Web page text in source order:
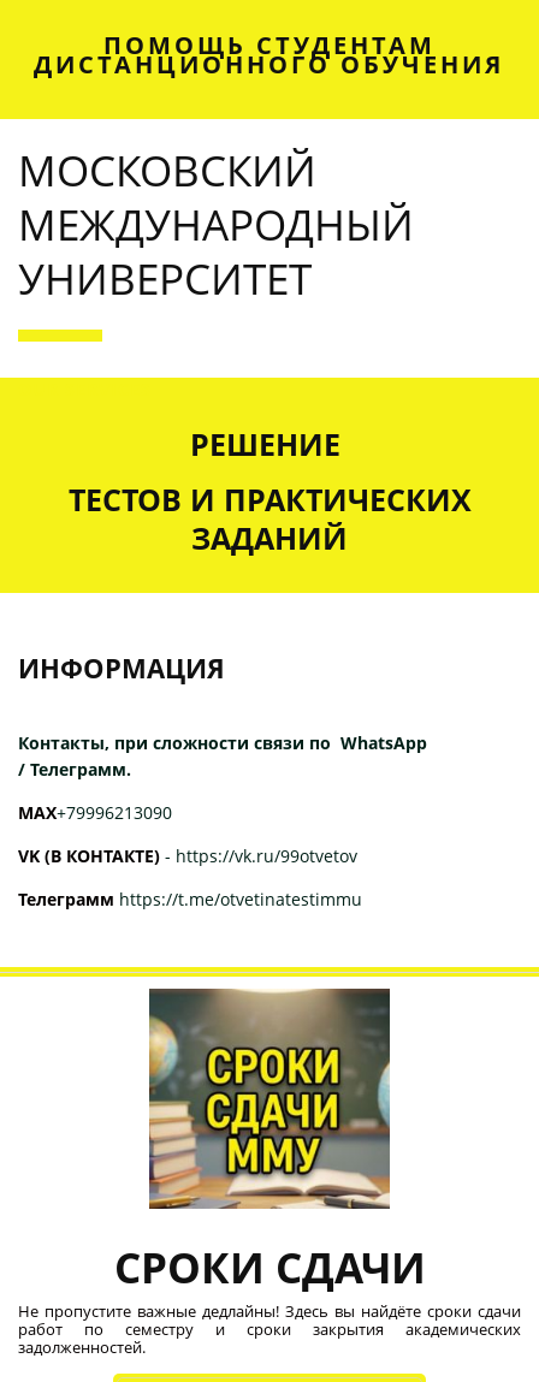
ПОМОЩЬ СТУДЕНТАМ
ДИСТАНЦИОННОГО ОБУЧЕНИЯ
МОСКОВСКИЙ
МЕЖДУНАРОДНЫЙ
УНИВЕРСИТЕТ
РЕШЕНИЕ
ТЕСТОВ И ПРАКТИЧЕСКИХ
ЗАДАНИЙ
ИНФОРМАЦИЯ
Контакты, при сложности связи по WhatsApp
/ Телеграмм.
МАХ+79996213090
VK (В КОНТАКТЕ) - https://vk.ru/99otvetov
Телеграмм https://t.me/otvetinatestimmu
СРОКИ СДАЧИ
Не пропустите важные дедлайны! Здесь вы найдёте сроки сдачи
работ по семестру и сроки закрытия академических
задолженностей.